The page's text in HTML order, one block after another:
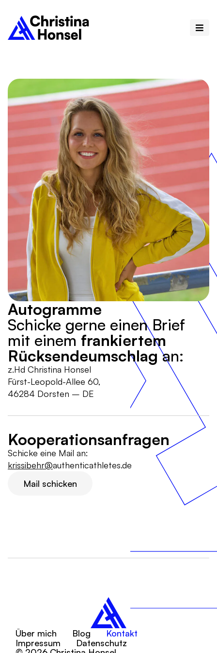
Autogramme
Schicke gerne einen Brief
mit einem frankiertem
Rücksendeumschlagan:
z.Hd Christina Honsel
Fürst-Leopold-Allee 60,
46284 Dorsten – DE
Kooperationsanfragen
Schicke eine Mail an:
krissibehr@authenticathletes.de
Mail schicken
Über mich Blog
Kontakt
Impressum
Datenschutz